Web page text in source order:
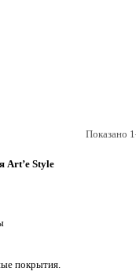
Art’e Style
покрытия.
Показано